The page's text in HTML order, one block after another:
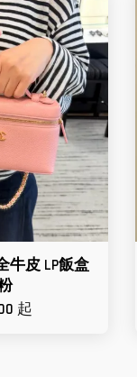
牛皮 LP飯盒
起